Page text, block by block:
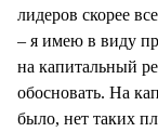
лидеров скорее
– я имею в виду
на капитальный
обосновать. На
было, нет таких